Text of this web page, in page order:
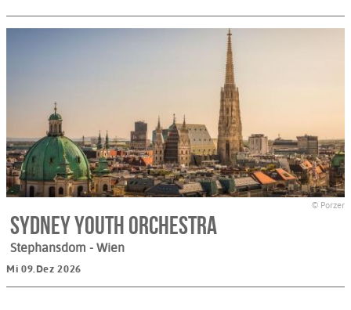
© Porzer
Sydney Youth Orchestra
Stephansdom - Wien
Mi 09.Dez 2026